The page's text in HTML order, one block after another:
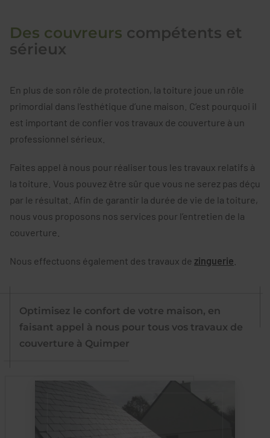
Des couvreurs compétents et
sérieux
En plus de son rôle de protection, la toiture joue un rôle
primordial dans l’esthétique d’une maison. C’est pourquoi il
est important de confier vos travaux de couverture à un
professionnel sérieux.
Faites appel à nous pour réaliser tous les travaux relatifs à
la toiture. Vous pouvez être sûr que vous ne serez pas déçu
par le résultat. Afin de garantir la durée de vie de la toiture,
nous vous proposons nos services pour l’entretien de la
couverture.
Nous effectuons également des travaux de zinguerie
Optimisez le confort de votre maison, en
faisant appel à nous pour tous vos travaux de
couverture à Quimper